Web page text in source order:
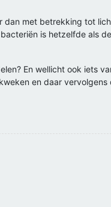
dan met betrekking tot
is hetzelfde als
En wellicht ook iets
en daar vervolgens